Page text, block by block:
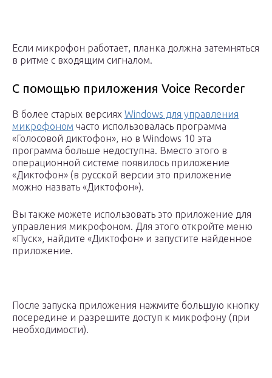
Если микрофон работает, планка должна затемняться
в ритме с входящим сигналом.
С помощью приложения Voice Recorder
В более старых версиях Windows для управления
микрофоном часто использовалась программа
«Голосовой диктофон», но в Windows 10 эта
программа больше недоступна. Вместо этого в
операционной системе появилось приложение
«Диктофон» (в русской версии это приложение
можно назвать «Диктофон»).
Вы также можете использовать это приложение для
управления микрофоном. Для этого откройте меню
«Пуск», найдите «Диктофон» и запустите найденное
приложение.
После запуска приложения нажмите большую кнопку
посередине и разрешите доступ к микрофону (при
необходимости).